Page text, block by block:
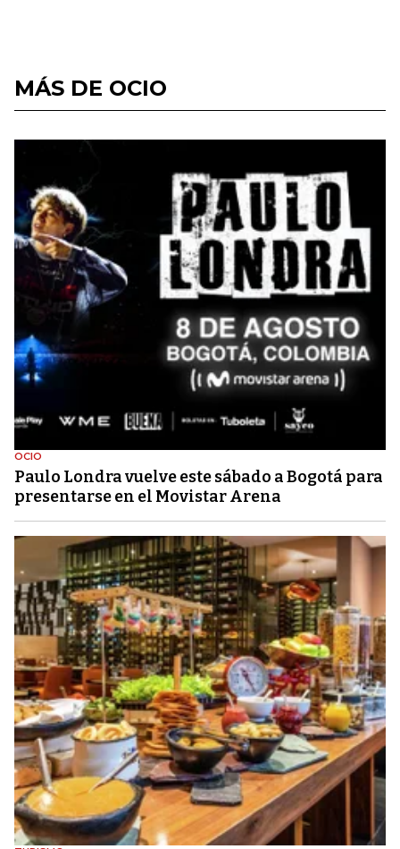
MÁS DE OCIO
OCIO
Paulo Londra vuelve este sábado a Bogotá para
presentarse en el Movistar Arena